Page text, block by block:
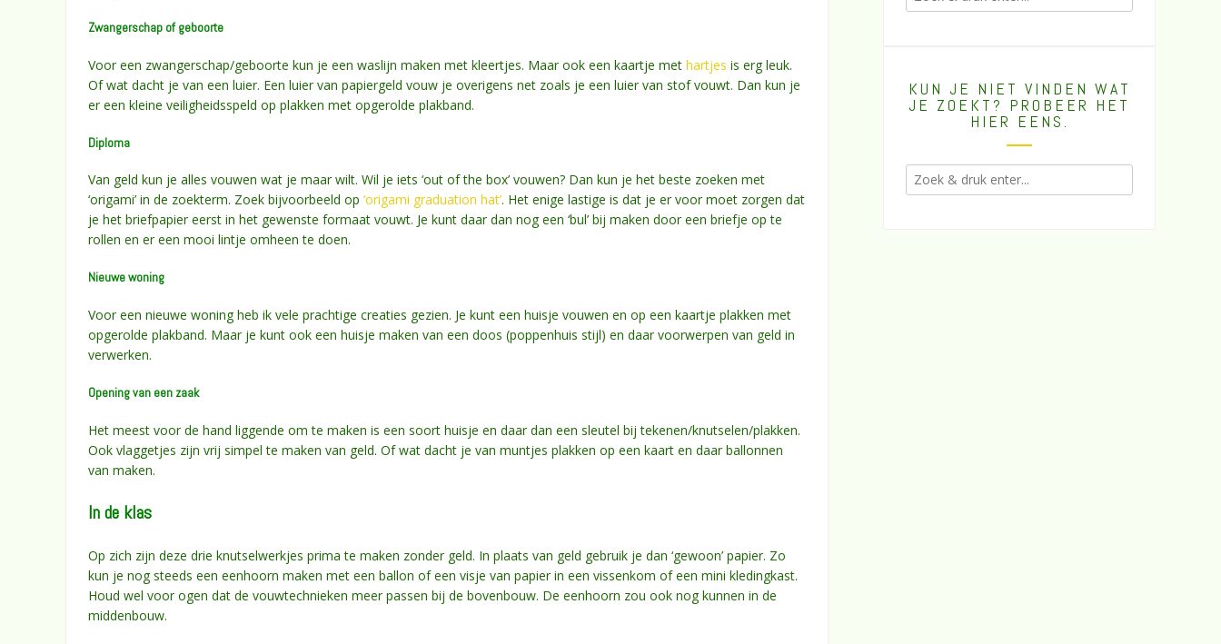
Zwangerschap of geboorte
Voor een zwangerschap/geboorte kun je een waslijn maken met kleertjes. Maar ook een kaartje met hartjes is erg leuk.
Of wat dacht je van een luier. Een luier van papiergeld vouw je overigens net zoals je een luier van stof vouwt. Dan kun je
er een kleine veiligheidsspeld op plakken met opgerolde plakband.
Diploma
Van geld kun je alles vouwen wat je maar wilt. Wil je iets ‘out of the box’ vouwen? Dan kun je het beste zoeken met
‘origami’ in de zoekterm. Zoek bijvoorbeeld op ‘origami graduation hat’. Het enige lastige is dat je er voor moet zorgen dat
je het briefpapier eerst in het gewenste formaat vouwt. Je kunt daar dan nog een ‘bul’ bij maken door een briefje op te
rollen en er een mooi lintje omheen te doen.
Nieuwe woning
Voor een nieuwe woning heb ik vele prachtige creaties gezien. Je kunt een huisje vouwen en op een kaartje plakken met
opgerolde plakband. Maar je kunt ook een huisje maken van een doos (poppenhuis stijl) en daar voorwerpen van geld in
verwerken.
Opening van een zaak
Het meest voor de hand liggende om te maken is een soort huisje en daar dan een sleutel bij tekenen/knutselen/plakken.
Ook vlaggetjes zijn vrij simpel te maken van geld. Of wat dacht je van muntjes plakken op een kaart en daar ballonnen
van maken.
In de klas
Op zich zijn deze drie knutselwerkjes prima te maken zonder geld. In plaats van geld gebruik je dan ‘gewoon’ papier. Zo
kun je nog steeds een eenhoorn maken met een ballon of een visje van papier in een vissenkom of een mini kledingkast.
Houd wel voor ogen dat de vouwtechnieken meer passen bij de bovenbouw. De eenhoorn zou ook nog kunnen in de
middenbouw.
KUN JE NIET VINDEN WAT
JE ZOEKT? PROBEER HET
HIER EENS.